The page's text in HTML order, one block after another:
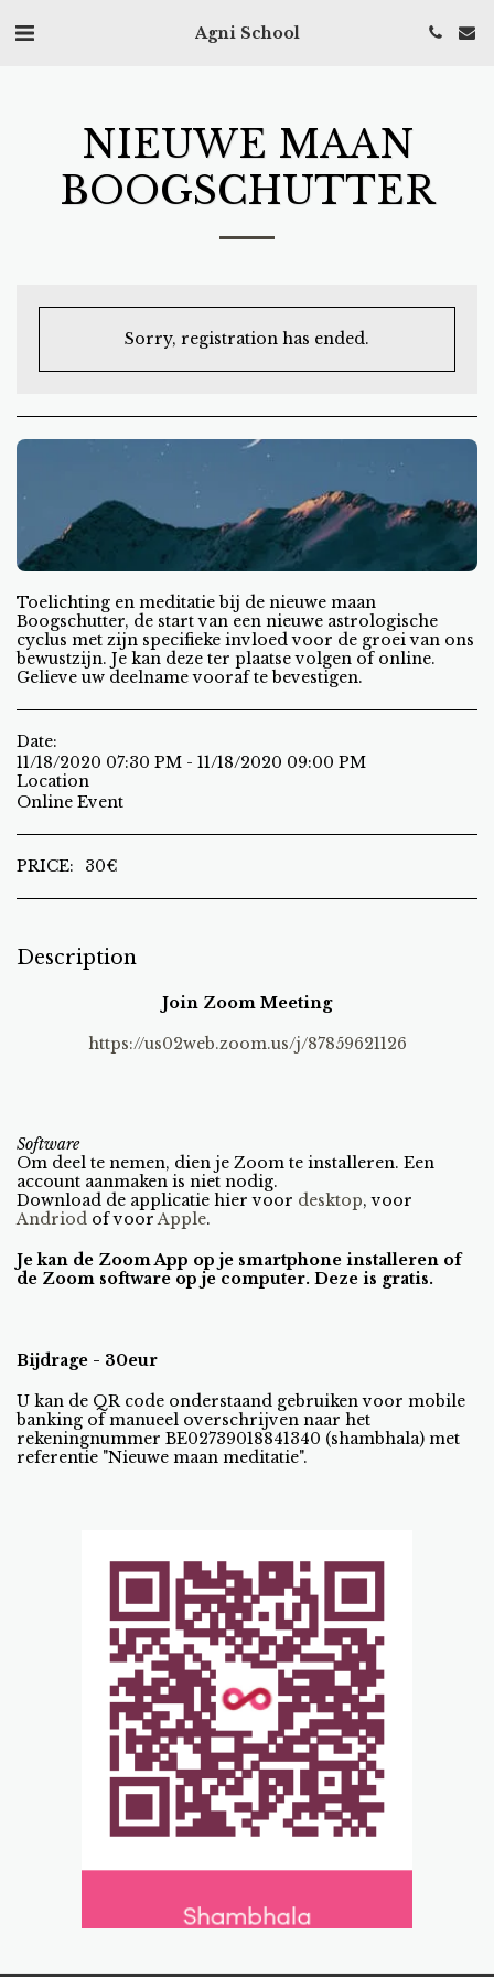
Agni School
NIEUWE MAAN
BOOGSCHUTTER
Sorry, registration has ended.
Toelichting en meditatie bij de nieuwe maan
Boogschutter, de start van een nieuwe astrologische
cyclus met zijn specifieke invloed voor de groei van ons
bewustzijn. Je kan deze ter plaatse volgen of online.
Gelieve uw deelname vooraf te bevestigen.
Date:
11/18/2020 07:30 PM - 11/18/2020 09:00 PM
Location
Online Event
PRICE: 30€
Description
Join Zoom Meeting
https://us02web.zoom.us/j/87859621126
Software
Om deel te nemen, dien je Zoom te installeren. Een
account aanmaken is niet nodig.
Download de applicatie hier voor desktop, voor
Andriod of voorApple.
Je kan de Zoom App op je smartphone installeren of
de Zoom software op je computer. Deze is gratis.
Bijdrage - 30eur
U kan de QR code onderstaand gebruiken voor mobile
banking of manueel overschrijven naar het
rekeningnummer BE02739018841340 (shambhala) met
referentie "Nieuwe maan meditatie".